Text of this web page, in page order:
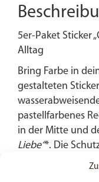
|
Geschenk
| Handmade
| Vinyl
Menge
5er-Paket Sticker
Alltag
Bring Farbe in
gestalteten
pastellfarbenes
in der Mitte und
Liebe“*. Die
belastbar, sodass